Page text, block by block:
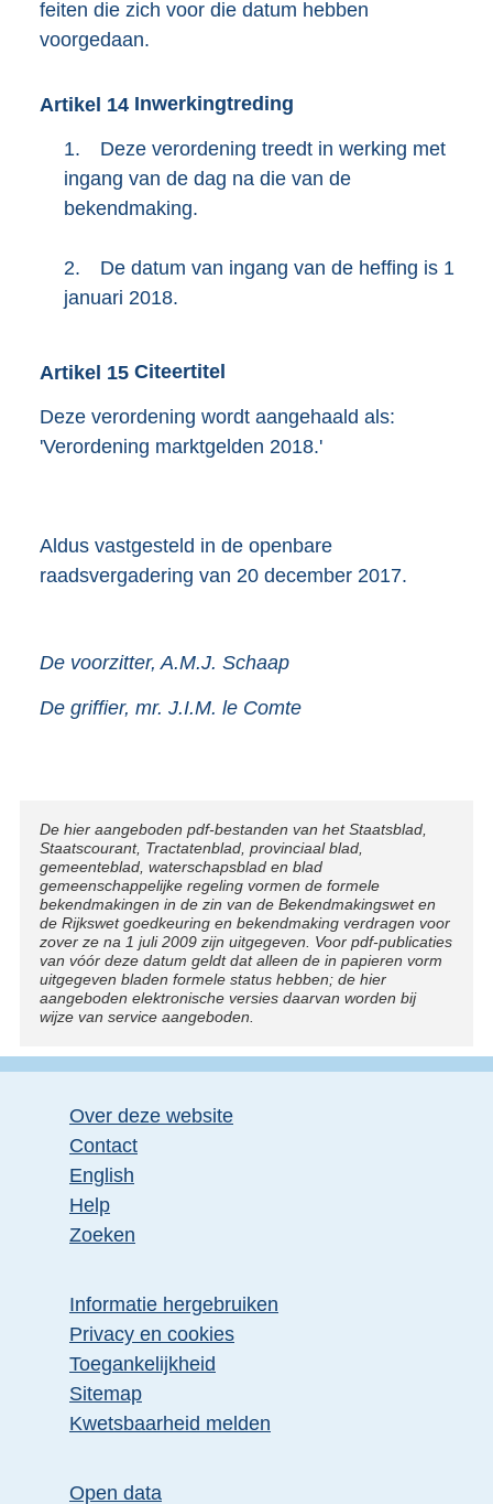
feiten die zich voor die datum hebben
voorgedaan.
Artikel 14 Inwerkingtreding
1.
Deze verordening treedt in werking met
ingang van de dag na die van de
bekendmaking.
2.
De datum van ingang van de heffing is 1
januari 2018.
Artikel 15 Citeertitel
Deze verordening wordt aangehaald als:
'Verordening marktgelden 2018.'
Aldus vastgesteld in de openbare
raadsvergadering van 20 december 2017.
De voorzitter, A.M.J. Schaap
De griffier, mr. J.I.M. le Comte
Disclaimer
De hier aangeboden pdf-bestanden van het Staatsblad,
Staatscourant, Tractatenblad, provinciaal blad,
gemeenteblad, waterschapsblad en blad
gemeenschappelijke regeling vormen de formele
bekendmakingen in de zin van de Bekendmakingswet en
de Rijkswet goedkeuring en bekendmaking verdragen voor
zover ze na 1 juli 2009 zijn uitgegeven. Voor pdf-publicaties
van vóór deze datum geldt dat alleen de in papieren vorm
uitgegeven bladen formele status hebben; de hier
aangeboden elektronische versies daarvan worden bij
wijze van service aangeboden.
Over deze website
Contact
English
Help
Zoeken
Informatie hergebruiken
Privacy en cookies
Toegankelijkheid
Sitemap
Kwetsbaarheid melden
Open data